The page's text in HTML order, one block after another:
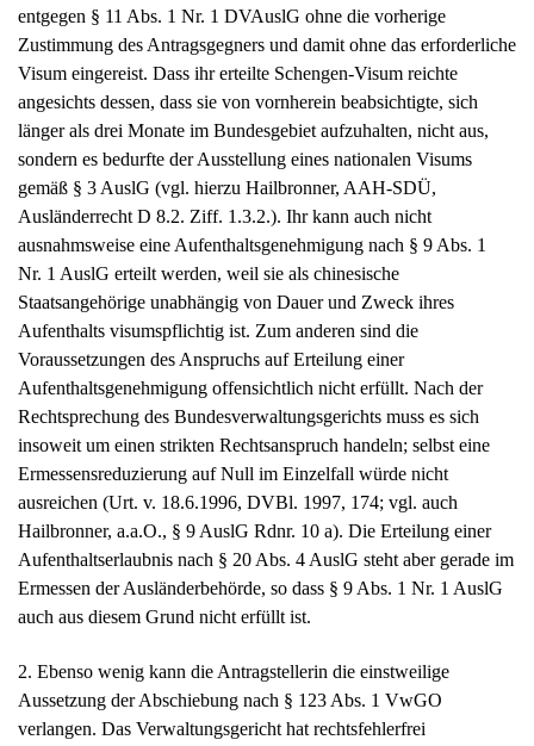
entgegen § 11 Abs. 1 Nr. 1 DVAuslG ohne die vorherige
Zustimmung des Antragsgegners und damit ohne das erforderliche
Visum eingereist. Dass ihr erteilte Schengen-Visum reichte
angesichts dessen, dass sie von vornherein beabsichtigte, sich
länger als drei Monate im Bundesgebiet aufzuhalten, nicht aus,
sondern es bedurfte der Ausstellung eines nationalen Visums
gemäß § 3 AuslG (vgl. hierzu Hailbronner, AAH-SDÜ,
Ausländerrecht D 8.2. Ziff. 1.3.2.). Ihr kann auch nicht
ausnahmsweise eine Aufenthaltsgenehmigung nach § 9 Abs. 1
Nr. 1 AuslG erteilt werden, weil sie als chinesische
Staatsangehörige unabhängig von Dauer und Zweck ihres
Aufenthalts visumspflichtig ist. Zum anderen sind die
Voraussetzungen des Anspruchs auf Erteilung einer
Aufenthaltsgenehmigung offensichtlich nicht erfüllt. Nach der
Rechtsprechung des Bundesverwaltungsgerichts muss es sich
insoweit um einen strikten Rechtsanspruch handeln; selbst eine
Ermessensreduzierung auf Null im Einzelfall würde nicht
ausreichen (Urt. v. 18.6.1996, DVBl. 1997, 174; vgl. auch
Hailbronner, a.a.O., § 9 AuslG Rdnr. 10 a). Die Erteilung einer
Aufenthaltserlaubnis nach § 20 Abs. 4 AuslG steht aber gerade im
Ermessen der Ausländerbehörde, so dass § 9 Abs. 1 Nr. 1 AuslG
auch aus diesem Grund nicht erfüllt ist.
2. Ebenso wenig kann die Antragstellerin die einstweilige
Aussetzung der Abschiebung nach § 123 Abs. 1 VwGO
verlangen. Das Verwaltungsgericht hat rechtsfehlerfrei